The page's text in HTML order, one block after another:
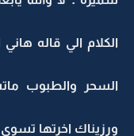
الكلام الي قاله
السحر والطبوب
ورزيناك اخرتها تسوي